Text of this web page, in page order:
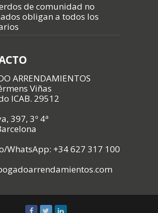
de comunidad no
obligan a todos los
ARRENDAMIENTOS
Viñas
ICAB. 29512
397, 3º 4ª
WhatsApp: +34 627 317 100